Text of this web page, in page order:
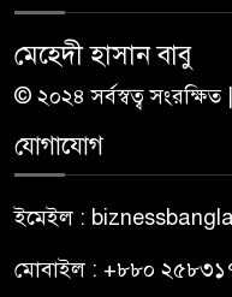
মেহেদী হাসান বাবু
© ২০২৪ সর্বস্বত্ব
যোগাযোগ
ইমেইল :
মোবাইল : +৮৮০